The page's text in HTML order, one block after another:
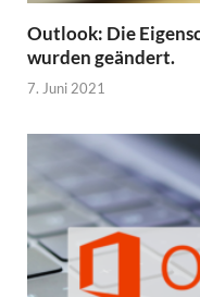
Outlook: Die
wurden geändert.
7. Juni 2021